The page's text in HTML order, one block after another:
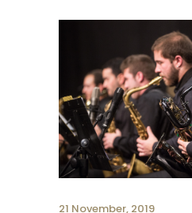
21 November, 2019